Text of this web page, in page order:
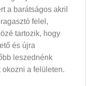
a barátságos akril
felel,
tartozik, hogy
és újra
leszednénk
a felületen.